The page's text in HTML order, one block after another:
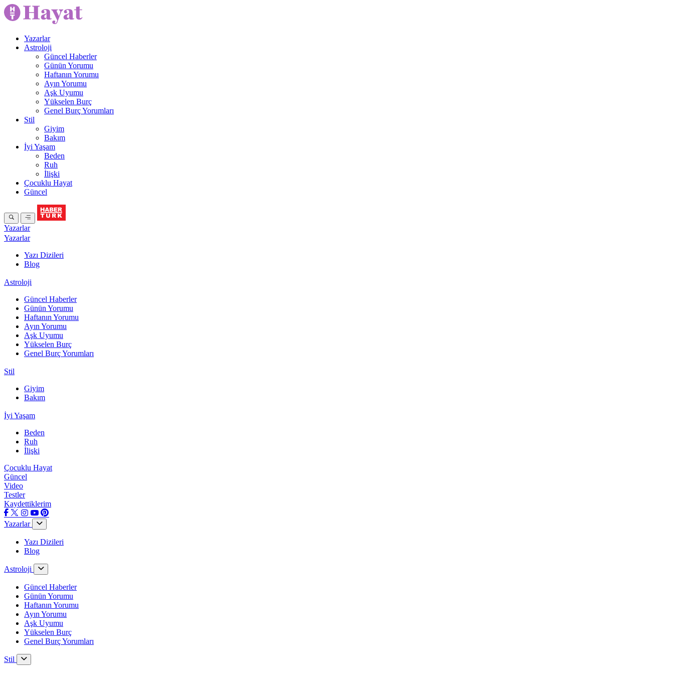
Yazarlar
Astroloji
Güncel Haberler
Günün Yorumu
Haftanın Yorumu
Ayın Yorumu
Aşk Uyumu
Yükselen Burç
Genel Burç Yorumları
Stil
Giyim
Bakım
İyi Yaşam
Beden
Ruh
İlişki
Çocuklu Hayat
Güncel
Yazarlar
Yazarlar
Yazı Dizileri
Blog
Astroloji
Güncel Haberler
Günün Yorumu
Haftanın Yorumu
Ayın Yorumu
Aşk Uyumu
Yükselen Burç
Genel Burç Yorumları
Stil
Giyim
Bakım
İyi Yaşam
Beden
Ruh
İlişki
Çocuklu Hayat
Güncel
Video
Testler
Kaydettiklerim
Yazarlar
Yazı Dizileri
Blog
Astroloji
Güncel Haberler
Günün Yorumu
Haftanın Yorumu
Ayın Yorumu
Aşk Uyumu
Yükselen Burç
Genel Burç Yorumları
Stil